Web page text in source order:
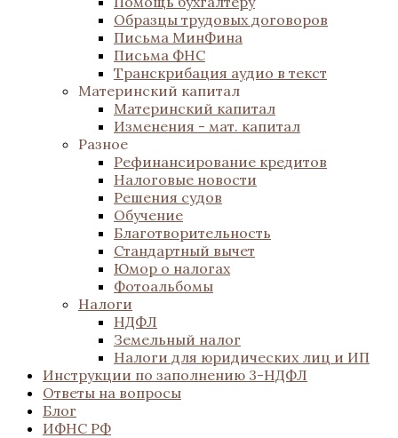
Образцы трудовых договоров
Письма МинФина
Письма ФНС
Транскрибация аудио в текст
Материнский капитал
Материнский капитал
Изменения - мат. капитал
Разное
Рефинансирование кредитов
Налоговые новости
Решения судов
Обучение
Благотворительность
Стандартный вычет
Юмор о налогах
Фотоальбомы
Налоги
НДФЛ
Земельный налог
Налоги для юридических лиц и ИП
Инструкции по заполнению 3-НДФЛ
Ответы на вопросы
Блог
ИФНС РФ